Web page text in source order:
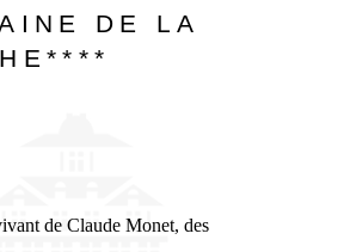
DE LA
de Claude Monet, des